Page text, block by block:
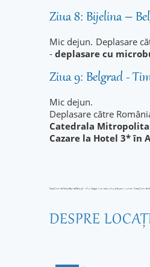
Ziua 8: Bijelina –
Mic dejun. Deplasare
- deplasare cu
Ziua 9: Belgrad -
Mic dejun.
Deplasare către
Catedrala
Cazare la Hotel 3* în
DESPRE